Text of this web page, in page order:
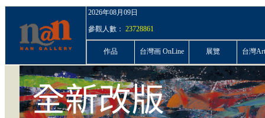
2026年08月09日
參觀人數： 23728861
作品 台灣画 OnLine 展覽 台灣